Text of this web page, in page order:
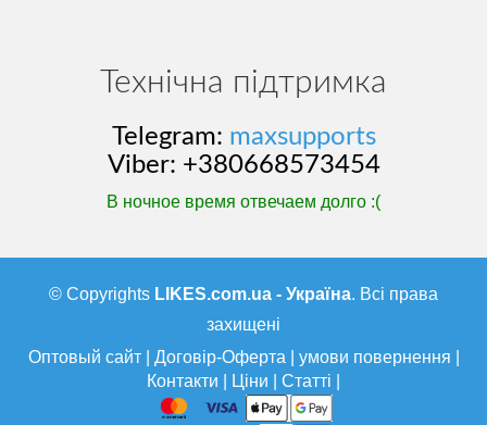
Технічна підтримка
Telegram: maxsupports
Viber: +380668573454
В ночное время отвечаем долго :(
© Copyrights LIKES.com.ua - Україна. Всі права
захищені
Оптовый сайт| Договір-Оферта умови повернення
Контакти
Ціни Статті